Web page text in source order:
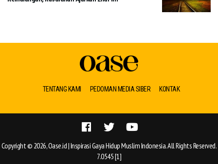
TENTANG KAMI PEDOMAN MEDIA SIBER KONTAK
Copyright © 2026, Oase.id | Inspirasi Gaya Hidup Muslim Indonesia. All Rights Reserved.
7.0545 [1]